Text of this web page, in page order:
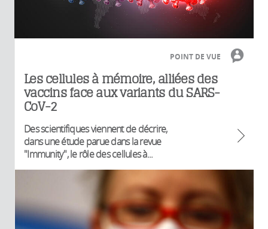
POINT DE VUE
Les cellules à mémoire, alliées des
vaccins face aux variants du SARS-
CoV-2
Des scientifiques viennent de décrire,
dans une étude parue dans la revue
"Immunity", le rôle des cellules à...